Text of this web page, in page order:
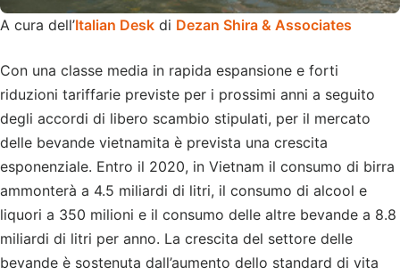
A cura dell’Italian Desk di Dezan Shira & Associates
Con una classe media in rapida espansione e forti
riduzioni tariffarie previste per i prossimi anni a seguito
degli accordi di libero scambio stipulati, per il mercato
delle bevande vietnamita è prevista una crescita
esponenziale. Entro il 2020, in Vietnam il consumo di birra
ammonterà a 4.5 miliardi di litri, il consumo di alcool e
liquori a 350 milioni e il consumo delle altre bevande a 8.8
miliardi di litri per anno. La crescita del settore delle
bevande è sostenuta dall’aumento dello standard di vita